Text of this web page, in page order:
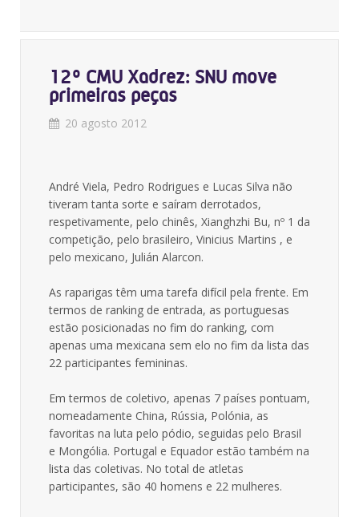
12º CMU Xadrez: SNU move
primeiras peças
20 agosto 2012
André Viela, Pedro Rodrigues e Lucas Silva não
tiveram tanta sorte e saíram derrotados,
respetivamente, pelo chinês, Xianghzhi Bu, nº 1 da
competição, pelo brasileiro, Vinicius Martins , e
pelo mexicano, Julián Alarcon.
As raparigas têm uma tarefa difícil pela frente. Em
termos de ranking de entrada, as portuguesas
estão posicionadas no fim do ranking, com
apenas uma mexicana sem elo no fim da lista das
22 participantes femininas.
Em termos de coletivo, apenas 7 países pontuam,
nomeadamente China, Rússia, Polónia, as
favoritas na luta pelo pódio, seguidas pelo Brasil
e Mongólia. Portugal e Equador estão também na
lista das coletivas. No total de atletas
participantes, são 40 homens e 22 mulheres.